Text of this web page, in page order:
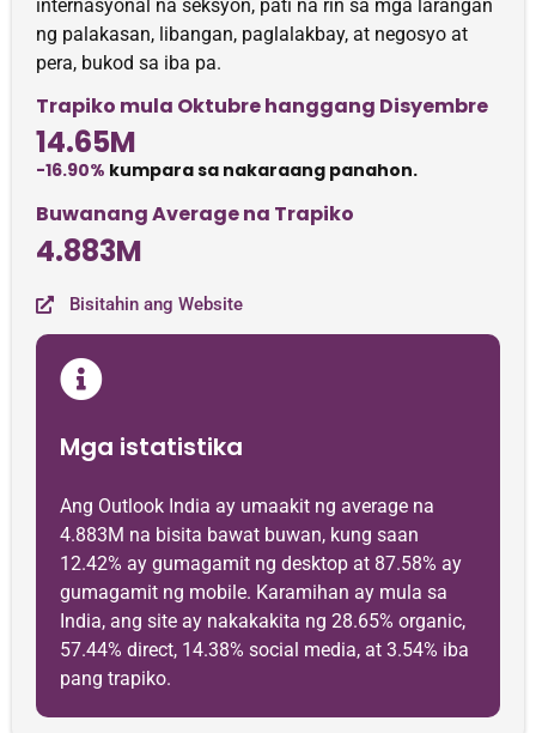
internasyonal na seksyon, pati na rin sa mga larangan
ng palakasan, libangan, paglalakbay, at negosyo at
pera, bukod sa iba pa.
Trapiko mula Oktubre hanggang Disyembre
14.65M
-16.90% kumpara sa nakaraang panahon.
Buwanang Average na Trapiko
4.883M
Bisitahin ang Website
Mga istatistika
Ang Outlook India ay umaakit ng average na
4.883M na bisita bawat buwan, kung saan
12.42% ay gumagamit ng desktop at 87.58% ay
gumagamit ng mobile. Karamihan ay mula sa
India, ang site ay nakakakita ng 28.65% organic,
57.44% direct, 14.38% social media, at 3.54% iba
pang trapiko.